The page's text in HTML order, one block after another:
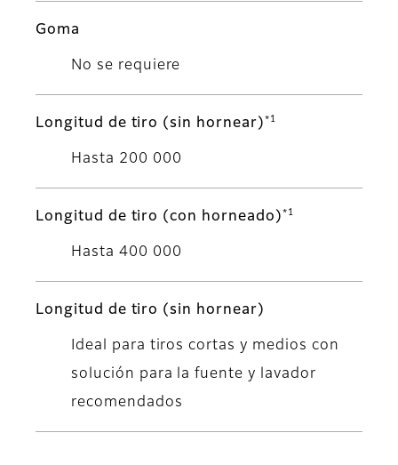
Goma
No se requiere
Longitud de tiro (sin hornear) *1
Hasta 200 000
Longitud de tiro (con horneado) *1
Hasta 400 000
Longitud de tiro (sin hornear)
Ideal para tiros cortas y medios con
solución para la fuente y lavador
recomendados